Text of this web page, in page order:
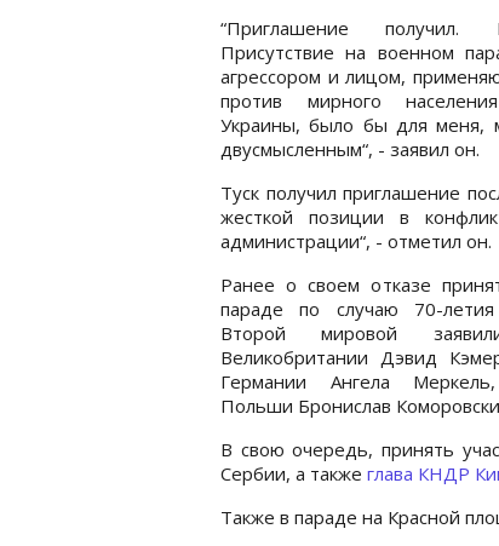
“Приглашение
Присутствие на военном
агрессором и лицом,
против мирного
Украины, было бы для меня,
двусмысленным“, - заявил он.
Туск получил приглашение
жесткой позиции в
администрации“, - отметил он.
Ранее о своем отказе
параде по случаю 70-
Второй мировой
Великобритании Дэвид
Германии Ангела Меркель
Польши Бронислав
В свою очередь, принять
Сербии, а также глава КНДР
Также в параде на Красной